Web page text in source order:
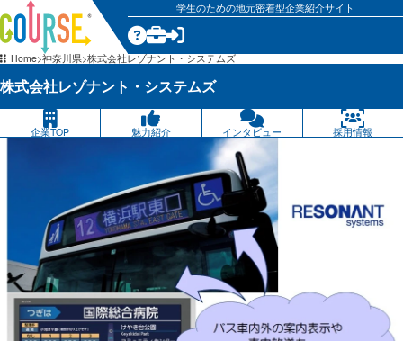
学生のための地元密着型企業紹介サイト
Home 神奈川県 株式会社レゾナント・システムズ
株式会社レゾナント・システムズ
企業TOP 魅力紹介 インタビュー 採用情報